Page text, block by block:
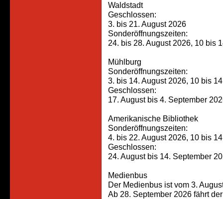
Waldstadt
Geschlossen:
3. bis 21. August 2026
Sonderöffnungszeiten:
24. bis 28. August 2026, 10 bis
Mühlburg
Sonderöffnungszeiten:
3. bis 14. August 2026, 10 bis
Geschlossen:
17. August bis 4. September
Amerikanische Bibliothek
Sonderöffnungszeiten:
4. bis 22. August 2026, 10 bis
Geschlossen:
24. August bis 14. September
Medienbus
Der Medienbus ist vom 3.
Ab 28. September 2026 fährt